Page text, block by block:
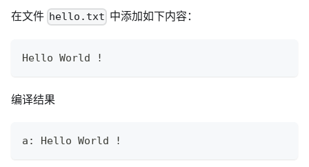
在文件 hello.txt 中添加如下内容：
Hello World !
编译结果
a: Hello World !